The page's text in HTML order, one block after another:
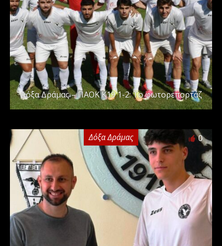
Δόξα Δράμας – ΠΑΟΚ Κ19 1-2: Το φωτορεπορτάζ
Δόξα Δράμας 0